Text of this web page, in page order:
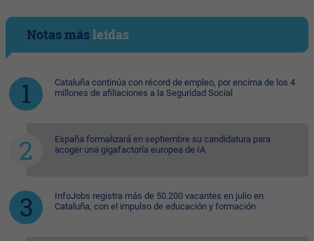
Notas másleídas
Cataluña continúa con récord de empleo, por encima de los 4
millones de afiliaciones a la Seguridad Social
España formalizará en septiembre su candidatura para
acoger una gigafactoría europea de IA
InfoJobs registra más de 50.200 vacantes en julio en
Cataluña, con el impulso de educación y formación